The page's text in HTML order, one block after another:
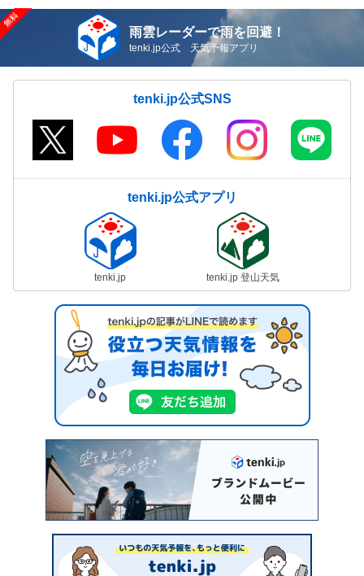
雨雲レーダーで雨を回避！
tenki.jp公式 天気予報アプリ
tenki.jp公式SNS
tenki.jp公式アプリ
tenki.jp tenki.jp 登山天気